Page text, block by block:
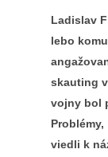
Ladislav
lebo
skauting
vojny bol
viedli k